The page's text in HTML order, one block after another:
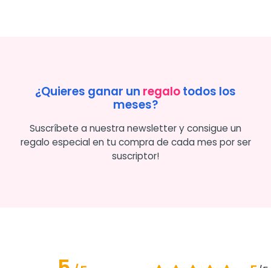
¿Quieres ganar un regalotodos los
meses?
Suscríbete a nuestra newsletter y consigue un
regalo especial en tu compra de cada mes por ser
suscriptor!